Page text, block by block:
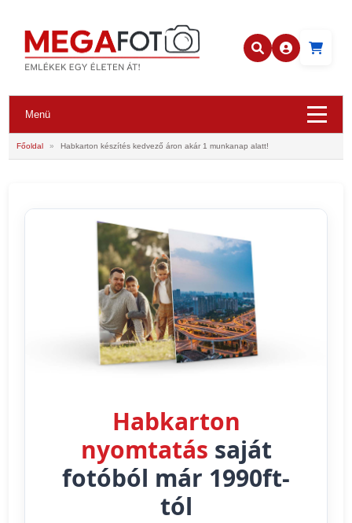
Menü
Főoldal » Habkarton készítés kedvező áron akár 1 munkanap alatt!
Habkarton
nyomtatás saját
fotóból már 1990ft-
tól